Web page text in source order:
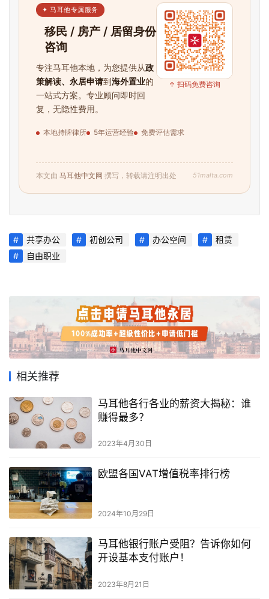
✦ 马耳他专属服务
移民 / 房产 / 居留身份
咨询
专注马耳他本地，为您提供从政
策解读、永居申请到海外置业的
一站式方案。专业顾问即时回
复，无隐性费用。
本地持牌律所 5年运营经验 免费评估需求
↑ 扫码免费咨询
本文由 马耳他中文网 撰写，转载请注明出处 51malta.com
共享办公 初创公司 办公空间
租赁
自由职业
相关推荐
马耳他各行各业的薪资大揭秘：谁
赚得最多？
2023年4月30日
欧盟各国VAT增值税率排行榜
2024年10月29日
马耳他银行账户受阻？告诉你如何
开设基本支付账户！
2023年8月21日